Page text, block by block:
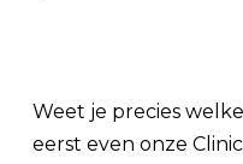
Weet je precies
eerst even onze